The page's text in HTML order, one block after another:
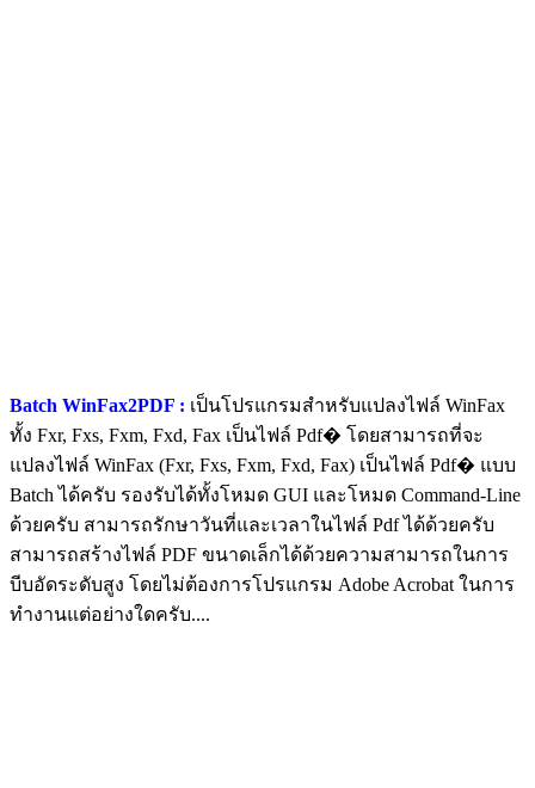
Batch WinFax2PDF : เป็นโปรแกรมสำหรับแปลงไฟล์ WinFax
ทั้ง Fxr, Fxs, Fxm, Fxd, Fax เป็นไฟล์ Pdf� โดยสามารถที่จะ
แปลงไฟล์ WinFax (Fxr, Fxs, Fxm, Fxd, Fax) เป็นไฟล์ Pdf� แบบ
Batch ได้ครับ รองรับได้ทั้งโหมด GUI และโหมด Command-Line
ด้วยครับ สามารถรักษาวันที่และเวลาในไฟล์ Pdf ได้ด้วยครับ
สามารถสร้างไฟล์ PDF ขนาดเล็กได้ด้วยความสามารถในการ
บีบอัดระดับสูง โดยไม่ต้องการโปรแกรม Adobe Acrobat ในการ
ทำงานแต่อย่างใดครับ....